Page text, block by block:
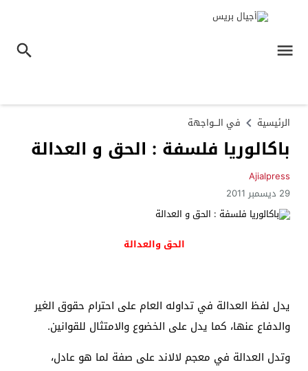
الرئيسية في الـــواجهة
باكالوريا فلسفة : الحق و العدالة
Ajialpress
29 ديسمبر 2011
الحق والعدالة
يدل لفظ العدالة في تداوله العام على احترام حقوق الغير
والدفاع عنها، كما يدل على الخضوع والامتثال للقوانين.
وتدل العدالة في معجم لالاند على صفة لما هو عادل،